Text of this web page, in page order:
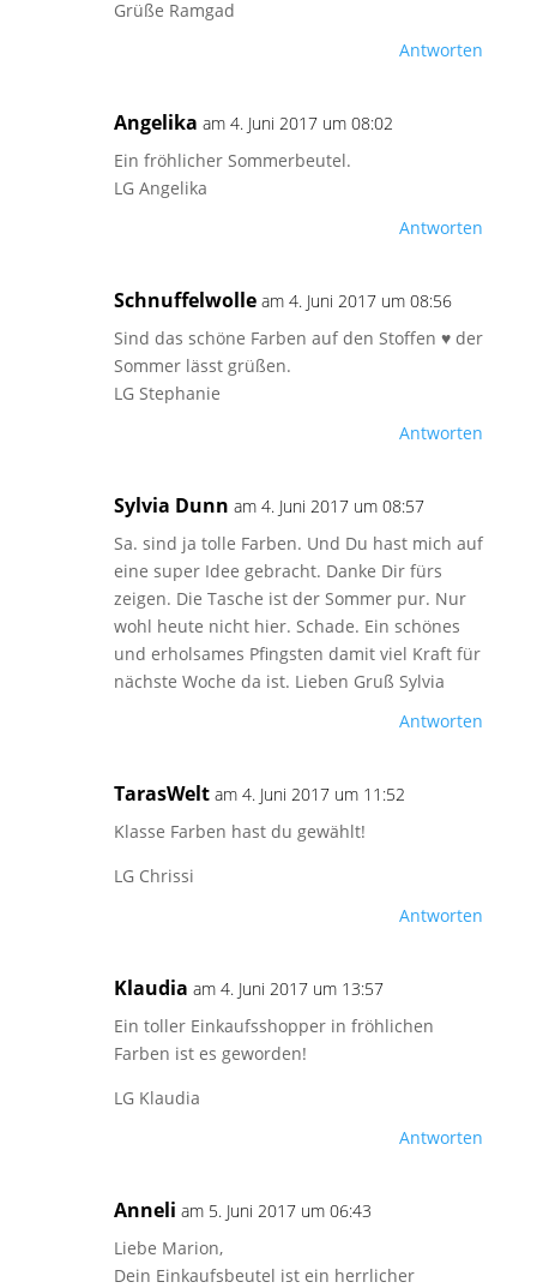
Grüße Ramgad
Antworten
Angelika am 4. Juni 2017 um 08:02
Ein fröhlicher Sommerbeutel.
LG Angelika
Antworten
Schnuffelwolle am 4. Juni 2017 um 08:56
Sind das schöne Farben auf den Stoffen ♥ der
Sommer lässt grüßen.
LG Stephanie
Antworten
Sylvia Dunn am 4. Juni 2017 um 08:57
Sa. sind ja tolle Farben. Und Du hast mich auf
eine super Idee gebracht. Danke Dir fürs
zeigen. Die Tasche ist der Sommer pur. Nur
wohl heute nicht hier. Schade. Ein schönes
und erholsames Pfingsten damit viel Kraft für
nächste Woche da ist. Lieben Gruß Sylvia
Antworten
TarasWelt am 4. Juni 2017 um 11:52
Klasse Farben hast du gewählt!
LG Chrissi
Antworten
Klaudia am 4. Juni 2017 um 13:57
Ein toller Einkaufsshopper in fröhlichen
Farben ist es geworden!
LG Klaudia
Antworten
Anneli am 5. Juni 2017 um 06:43
Liebe Marion,
Dein Einkaufsbeutel ist ein herrlicher